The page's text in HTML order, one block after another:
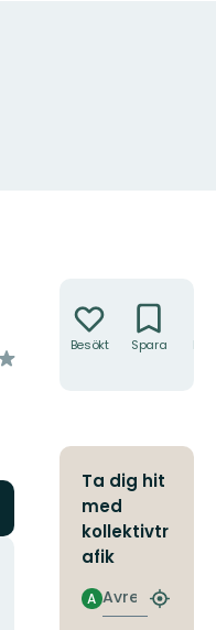
Besökt Spara
Ta dig hit
med
kollektivtr
afik
Avresa
A
Hitta